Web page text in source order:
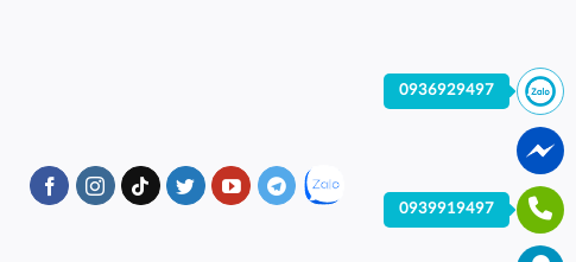
0936929497
0939919497